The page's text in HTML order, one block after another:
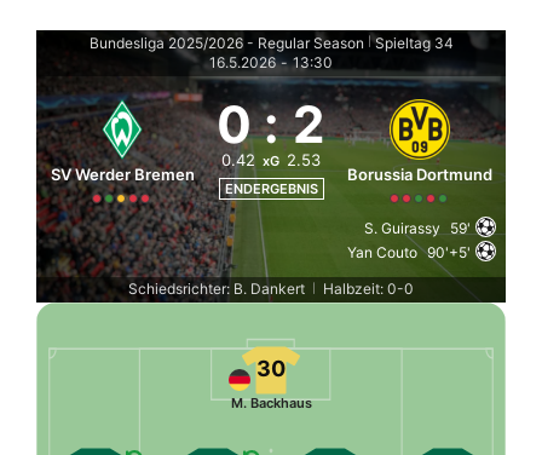
Bundesliga 2025/2026 - Regular Season | Spieltag 34
16.5.2026 - 13:30
SV Werder Bremen
0: 2
0.42 xG 2.53
ENDERGEBNIS
Borussia Dortmund
S. Guirassy
59'
Yan Couto 90'+5'
Schiedsrichter: B. Dankert
Halbzeit: 0-0
30
M. Backhaus